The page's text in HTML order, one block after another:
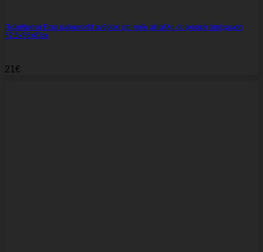
Πολυθρόνα Ezra pakoworld ανθρακί pp-πόδι μέταλλο σε φυσική απόχρωση
62.5x56x82εκ
21 €